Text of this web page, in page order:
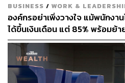
TAGS: Twitter ทวิตเตอร์ พนักง
BUSINESS / WORK &
องค์กรอย่าเพิ่งวางใจ แม้พนักงาน
ได้ขึ้นเงินเดือน แต่ 85% พร้อมย้า
อร์ส ชี้เงินเดือนไม่ใช่คำตอบเดียว